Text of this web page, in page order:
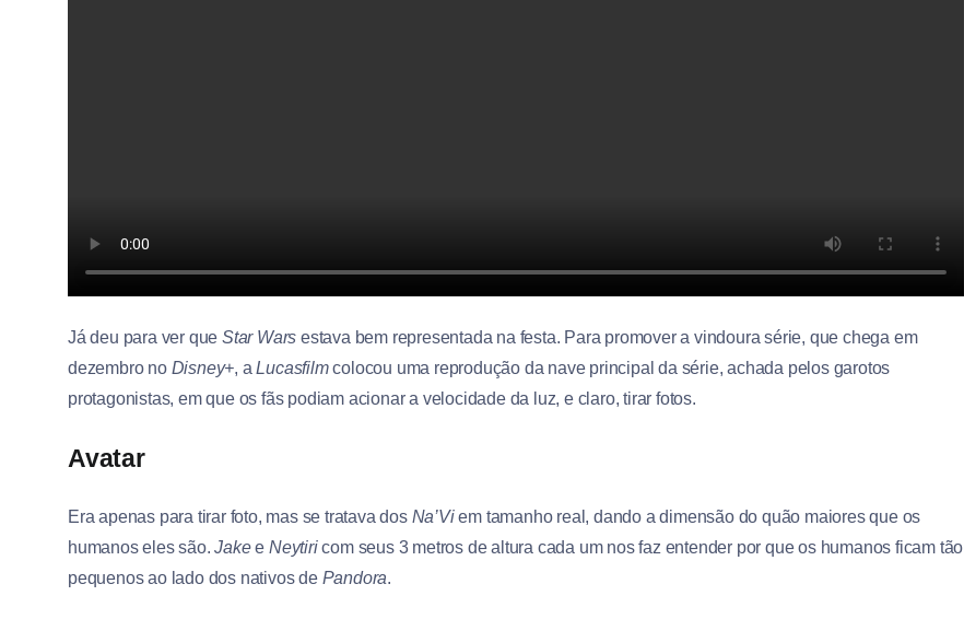
Já deu para ver que Star Wars estava bem representada na festa. Para promover a vindoura série, que chega em
dezembro no Disney+, aLucasfilmcolocou uma reprodução da nave principal da série, achada pelos garotos
protagonistas, em que os fãs podiam acionar a velocidade da luz, e claro, tirar fotos.
Avatar
Era apenas para tirar foto, mas se tratava dos Na’Viem tamanho real, dando a dimensão do quão maiores que os
humanos eles são.JakeeNeytiricom seus 3 metros de altura cada um nos faz entender por que os humanos ficam tão
pequenos ao lado dos nativos de Pandora.